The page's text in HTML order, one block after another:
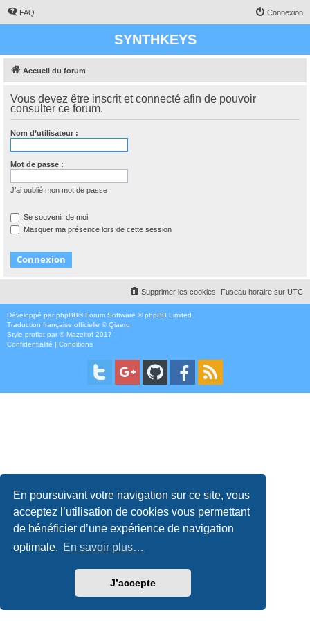
En poursuivant votre navigation sur ce site, vous
acceptez l’utilisation de cookies vous permettant
de bénéficier d’une expérience de navigation
optimale. En savoir plus…
J’accepte
FAQ Connexion
SYNTHKEYS
Accueil du forum
Vous devez être inscrit et connecté afin de pouvoir
consulter ce forum.
Nom d’utilisateur :
Mot de passe :
J’ai oublié mon mot de passe
Se souvenir de moi
Masquer ma présence lors de cette session
Fuseau horaire sur UTC
Supprimer les cookies
Développé par phpBB® Forum Software © phpBB Limited
Traduction française officielle ©Qiaeru
Style proflat par ©Mazeltof 2017
Confidentialité | Conditions